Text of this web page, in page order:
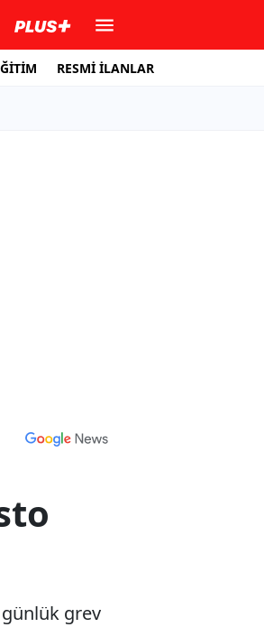
RESMİ İLANLAR
günlük grev